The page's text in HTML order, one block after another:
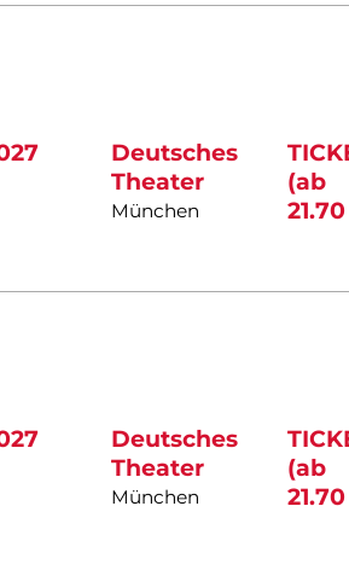
Deutsches
Theater
München
(ab
Deutsches
Theater
München
(ab